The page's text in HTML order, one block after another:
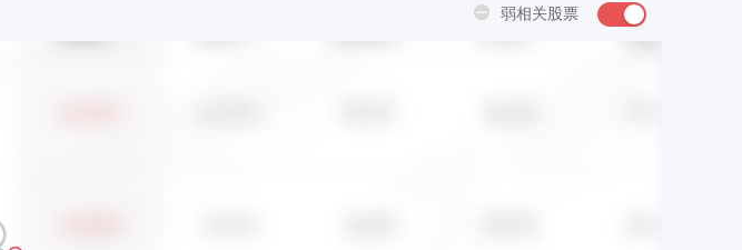
弱相关股票